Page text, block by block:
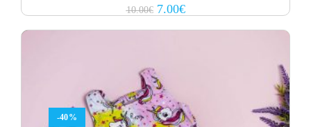
10.00€ Original
price
7.00€Current
price
-40%